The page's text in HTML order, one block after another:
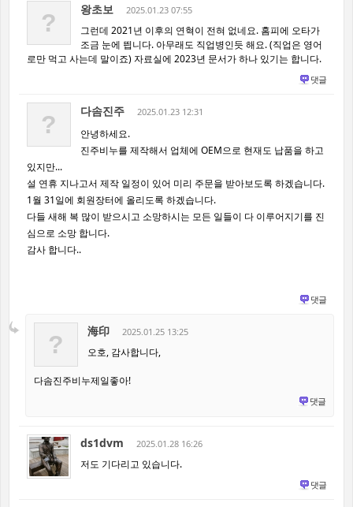
? 왕초보 2025.01.23 07:55
그런데 2021년 이후의 연혁이 전혀 없네요. 홈피에 오타가
조금 눈에 띕니다. 아무래도 직업병인듯 해요. (직업은 영어
로만 먹고 사는데 말이죠) 자료실에 2023년 문서가 하나 있기는 합니다.
댓글
? 다솜진주 2025.01.23 12:31
안녕하세요.
진주비누를 제작해서 업체에 OEM으로 현재도 납품을 하고
있지만...
설 연휴 지나고서 제작 일정이 있어 미리 주문을 받아보도록 하겠습니다.
1월 31일에 회원장터에 올리도록 하겠습니다.
다들 새해 복 많이 받으시고 소망하시는 모든 일들이 다 이루어지기를 진
심으로 소망 합니다.
감사 합니다..
댓글
? 海印 2025.01.25 13:25
오호, 감사합니다,
다솜진주비누제일좋아!
댓글
ds1dvm 2025.01.28 16:26
저도 기다리고 있습니다.
댓글